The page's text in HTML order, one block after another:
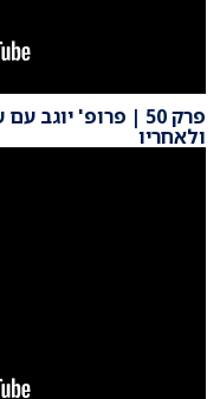
פרק 50 | פרופ'
ולאחריו